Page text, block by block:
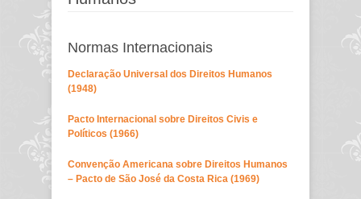
Normas Internacionais
Declaração Universal dos Direitos Humanos
(1948)
Pacto Internacional sobre Direitos Civis e
Políticos (1966)
Convenção Americana sobre Direitos Humanos
– Pacto de São José da Costa Rica (1969)